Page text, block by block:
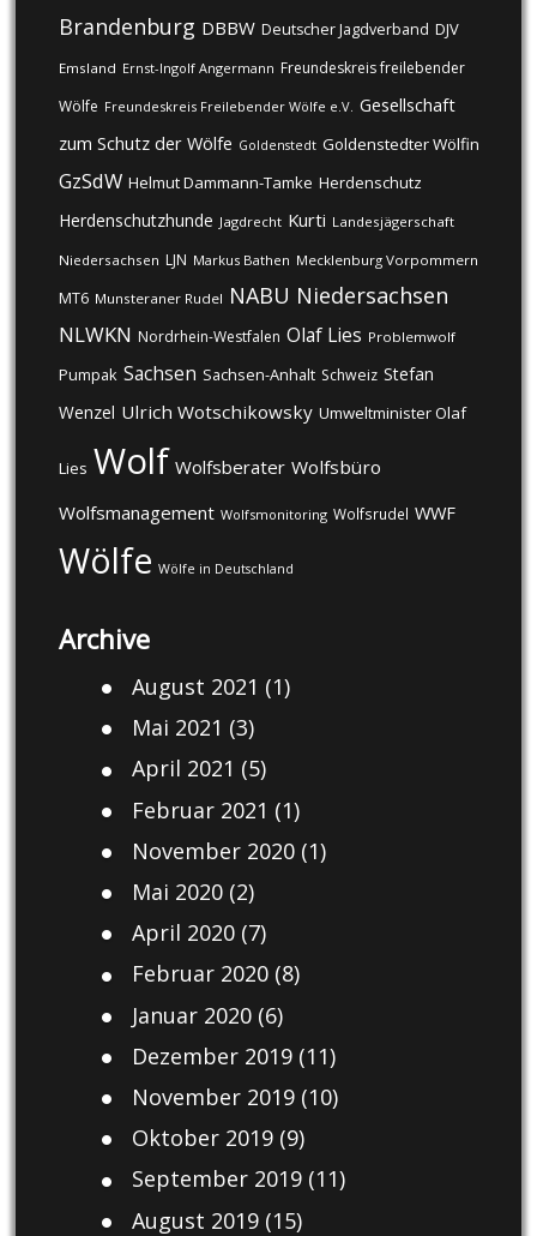
Brandenburg DBBW Deutscher Jagdverband DJV
Emsland Ernst-Ingolf Angermann Freundeskreis freilebender
Wölfe Freundeskreis Freilebender Wölfe e.V. Gesellschaft
zum Schutz der Wölfe Goldenstedt Goldenstedter Wölfin
GzSdW Helmut Dammann-Tamke Herdenschutz
Herdenschutzhunde Jagdrecht Kurti Landesjägerschaft
Niedersachsen LJN Markus Bathen Mecklenburg Vorpommern
MT6 Munsteraner Rudel NABU Niedersachsen
NLWKN Nordrhein-Westfalen Olaf Lies Problemwolf
Pumpak Sachsen Sachsen-Anhalt Schweiz Stefan
Wenzel Ulrich Wotschikowsky Umweltminister Olaf
Lies Wolf Wolfsberater Wolfsbüro
Wolfsmanagement Wolfsmonitoring Wolfsrudel WWF
Wölfe Wölfe in Deutschland
Archive
August 2021 (1)
Mai 2021 (3)
April 2021 (5)
Februar 2021 (1)
November 2020(1)
Mai 2020(2)
April 2020(7)
Februar 2020(8)
Januar 2020(6)
Dezember 2019(11)
November 2019(10)
Oktober 2019(9)
September 2019(11)
August 2019(15)